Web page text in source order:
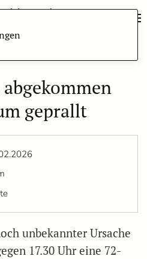
geprallt
unbekannter Ursache
17.30 Uhr eine 72-